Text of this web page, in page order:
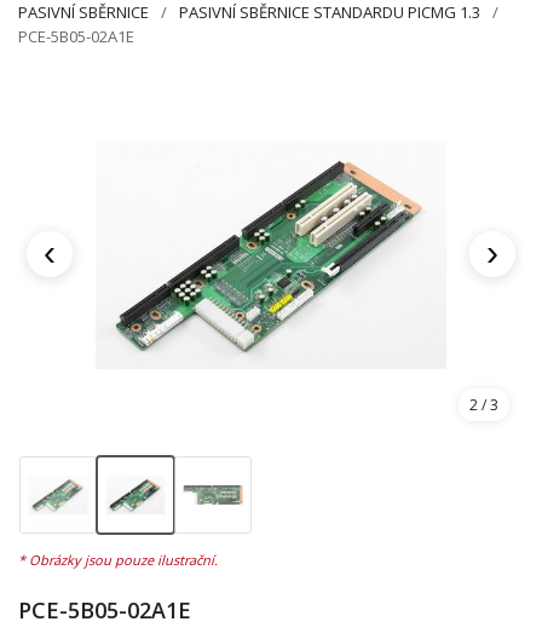
PASIVNÍ SBĚRNICE
PASIVNÍ SBĚRNICE STANDARDU PICMG 1.3
PCE-5B05-02A1E
‹ ›
2/ 3
PCE-5B05-02A1E